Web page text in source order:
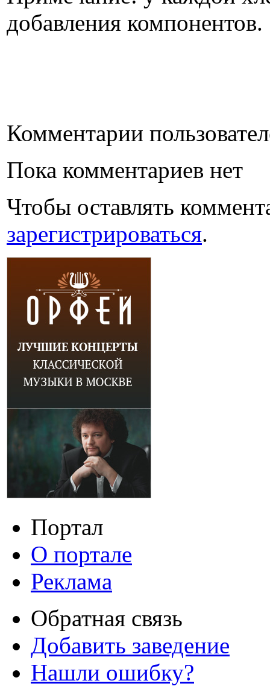
добавления компонентов.
Комментарии
Пока комментариев нет
Чтобы оставлять
зарегистрироваться.
Портал
О портале
Реклама
Обратная связь
Добавить заведение
Нашли ошибку?